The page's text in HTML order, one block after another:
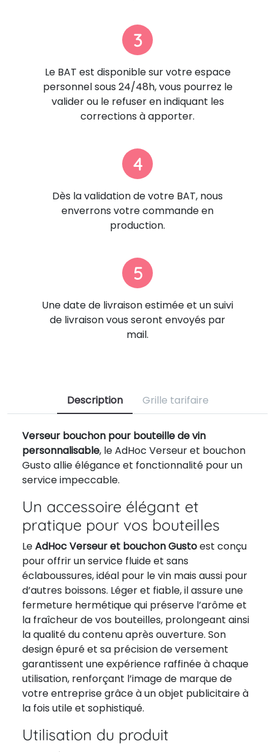
3
Le BAT est disponible sur votre espace
personnel sous 24/48h, vous pourrez le
valider ou le refuser en indiquant les
corrections à apporter.
4
Dès la validation de votre BAT, nous
enverrons votre commande en
production.
5
Une date de livraison estimée et un suivi
de livraison vous seront envoyés par
mail.
Description Grille tarifaire
Verseur bouchon pour bouteille de vin
personnalisable, le AdHoc Verseur et bouchon
Gusto allie élégance et fonctionnalité pour un
service impeccable.
Un accessoire élégant et
pratique pour vos bouteilles
LeAdHoc Verseur et bouchon Gustoest conçu
pour offrir un service fluide et sans
éclaboussures, idéal pour le vin mais aussi pour
d’autres boissons. Léger et fiable, il assure une
fermeture hermétique qui préserve l’arôme et
la fraîcheur de vos bouteilles, prolongeant ainsi
la qualité du contenu après ouverture. Son
design épuré et sa précision de versement
garantissent une expérience raffinée à chaque
utilisation, renforçant l’image de marque de
votre entreprise grâce à un objet publicitaire à
la fois utile et sophistiqué.
Utilisation du produit